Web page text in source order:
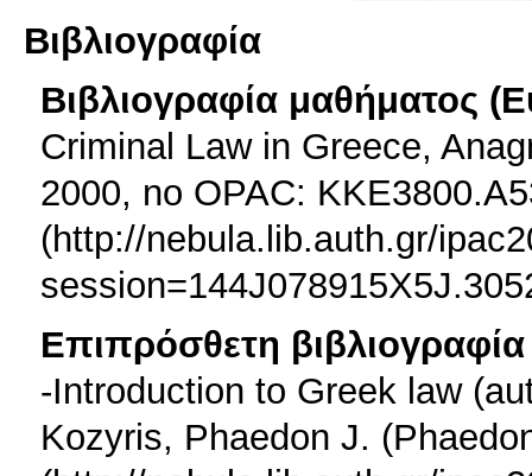
Βιβλιογραφία
Βιβλιογραφία μαθήματος
Criminal Law in Greece,
2000, no OPAC:
(http://nebula.lib.auth.gr/
Επιπρόσθετη βιβλιογραφία
-Introduction to Greek law
Kozyris, Phaedon J.